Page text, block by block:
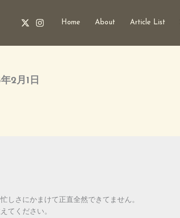
Home About Article List
2月1日
しさにかまけて正直全然できてません。
てください。